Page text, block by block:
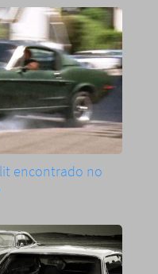
encontrado no